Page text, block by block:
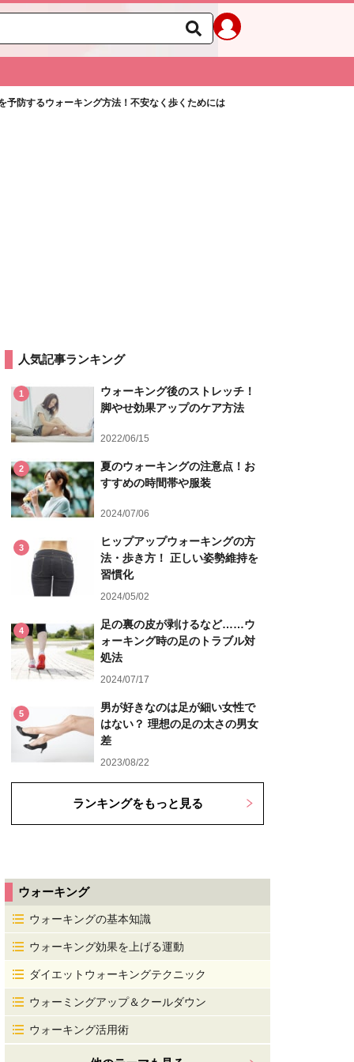
予防するウォーキング方法！不安なく歩くためには
人気記事ランキング
1
ウォーキング後のストレッチ！
脚やせ効果アップのケア方法
2022/06/15
2
夏のウォーキングの注意点！お
すすめの時間帯や服装
2024/07/06
3
ヒップアップウォーキングの方
法・歩き方！ 正しい姿勢維持を
習慣化
2024/05/02
4
足の裏の皮が剥けるなど……ウ
ォーキング時の足のトラブル対
処法
2024/07/17
5
男が好きなのは足が細い女性で
はない？ 理想の足の太さの男女
差
2023/08/22
ランキングをもっと見る
ウォーキング
ウォーキングの基本知識
ウォーキング効果を上げる運動
ダイエットウォーキングテクニック
ウォーミングアップ＆クールダウン
ウォーキング活用術